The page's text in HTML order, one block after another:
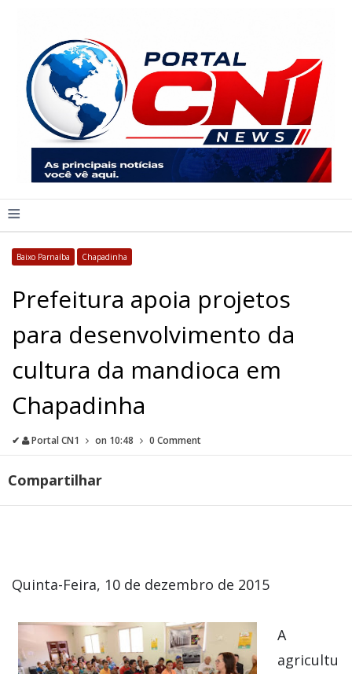
≡
Baixo Parnaíba Chapadinha
Prefeitura apoia projetos
para desenvolvimento da
cultura da mandioca em
Chapadinha
✔ Portal CN1 on 10:48 0 Comment
Compartilhar
Quinta-Feira, 10 de dezembro de 2015
A
agricultu